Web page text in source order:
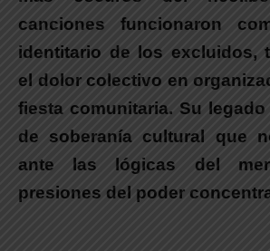
canciones funcionaron
identitario de los excluidos,
el dolor colectivo en
fiesta comunitaria. Su
de soberanía cultural que
ante las lógicas del
presiones del poder